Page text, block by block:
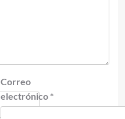
Correo
electrónico *